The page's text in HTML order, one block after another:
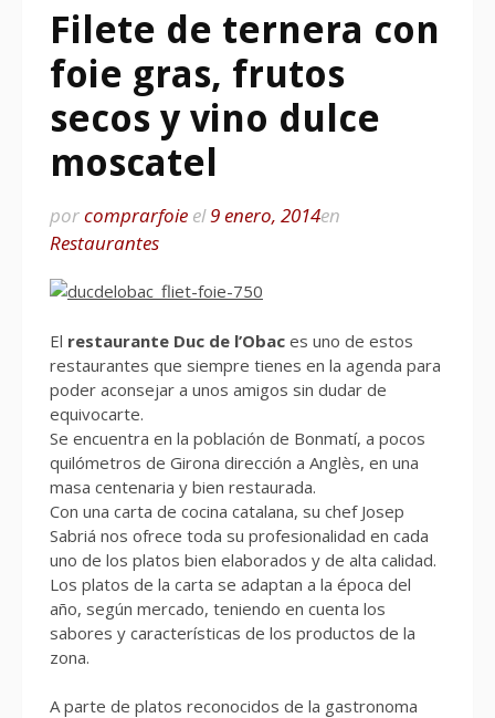
Filete de ternera con
foie gras, frutos
secos y vino dulce
moscatel
porcomprarfoie el9 enero, 2014en
Restaurantes
El restaurante Duc de l’Obac es uno de estos
restaurantes que siempre tienes en la agenda para
poder aconsejar a unos amigos sin dudar de
equivocarte.
Se encuentra en la población de Bonmatí, a pocos
quilómetros de Girona dirección a Anglès, en una
masa centenaria y bien restaurada.
Con una carta de cocina catalana, su chef Josep
Sabriá nos ofrece toda su profesionalidad en cada
uno de los platos bien elaborados y de alta calidad.
Los platos de la carta se adaptan a la época del
año, según mercado, teniendo en cuenta los
sabores y características de los productos de la
zona.
A parte de platos reconocidos de la gastronoma